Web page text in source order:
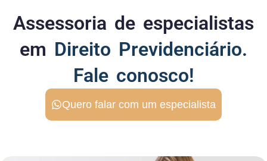
Assessoria de especialistas
em Direito Previdenciário.
Fale conosco!
Quero falar com um especialista